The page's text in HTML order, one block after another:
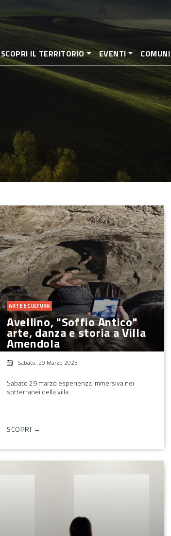
al
contenuto
principale
SCOPRI IL TERRITORIO EVENTI COMUNI
ARTE E CULTURA
Avellino, "Soffio Antico"
arte, danza e storia a Villa
Amendola
Sabato, 29 Marzo 2025
Sabato 29 marzo esperienza immersiva nei
sotterranei della villa...
SCOPRI →